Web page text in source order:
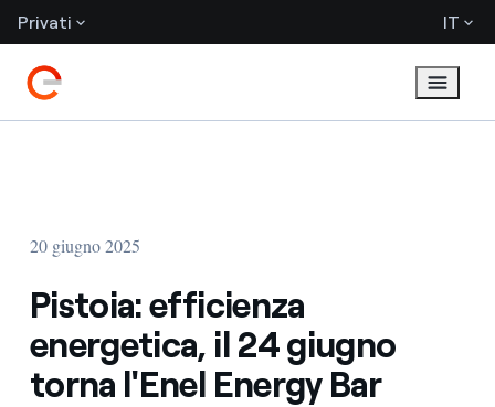
Privati IT
20 giugno 2025
Pistoia: efficienza
energetica, il 24 giugno
torna l'Enel Energy Bar